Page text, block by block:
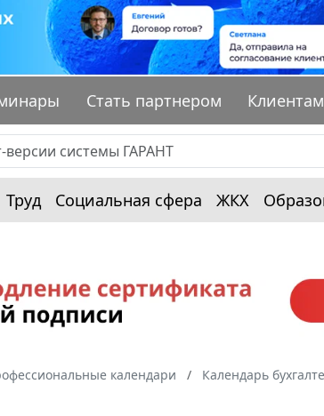
Стать партнером Клиентам
Труд Социальная сфера ЖКХ
календари Календарь